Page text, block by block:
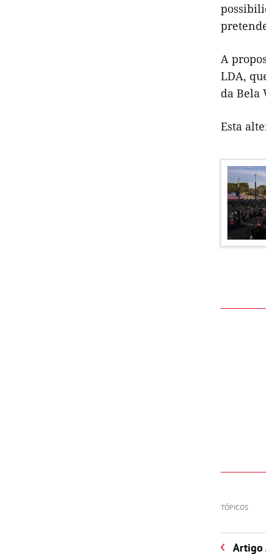
A
LDA,
da Bela
Esta
TÓPICOS
Artigo